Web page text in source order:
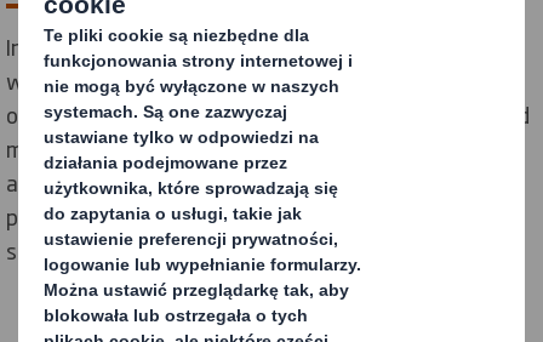
Intersnack Poland jest częścią Intersnack Group,
wiodącego producenta słonych przekąsek, orzechów
oraz masła orzechowego. Wyroby są sprzedawane pod
markami takim jak Felix czy Przysnacki. W związku z
akcją promocyjną chipsów, w kotle prażonych, klient
poszukiwał rozwiązania wspierającego sprzedaż w
sklepach wielkopowierzchniowych.